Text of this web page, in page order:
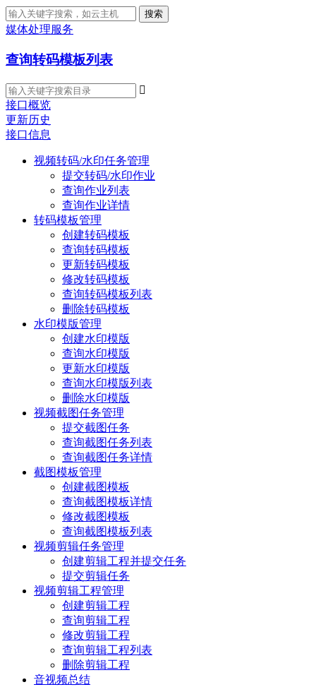
搜索
媒体处理服务
查询转码模板列表

接口概览
更新历史
接口信息
视频转码/水印任务管理
提交转码/水印作业
查询作业列表
查询作业详情
转码模板管理
创建转码模板
查询转码模板
更新转码模板
修改转码模板
查询转码模板列表
删除转码模板
水印模版管理
创建水印模版
查询水印模版
更新水印模版
查询水印模版列表
删除水印模版
视频截图任务管理
提交截图任务
查询截图任务列表
查询截图任务详情
截图模板管理
创建截图模板
查询截图模板详情
修改截图模板
查询截图模板列表
视频剪辑任务管理
创建剪辑工程并提交任务
提交剪辑任务
视频剪辑工程管理
创建剪辑工程
查询剪辑工程
修改剪辑工程
查询剪辑工程列表
删除剪辑工程
音视频总结